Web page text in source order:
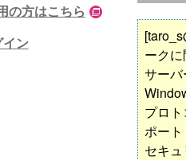
の方はこちら
イン
ーク
サー
プロ
ポー
セキ